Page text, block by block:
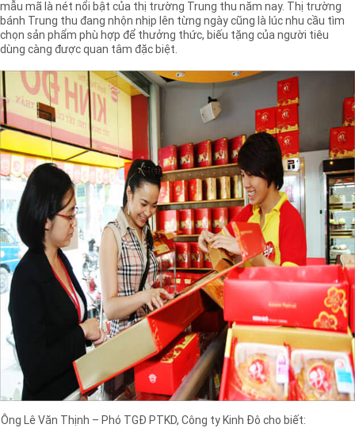
Liên hệ
mẫu mã là nét nổi bật của thị trường Trung thu năm nay. Thị trường
bánh Trung thu đang nhộn nhịp lên từng ngày cũng là lúc nhu cầu tìm
chọn sản phẩm phù hợp để thưởng thức, biếu tặng của người tiêu
dùng càng được quan tâm đặc biệt.
Ông Lê Văn Thịnh – Phó TGĐ PTKD, Công ty Kinh Đô cho biết: